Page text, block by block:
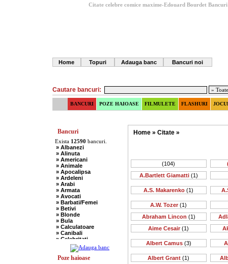
Citate celebre comice maxime-Edouard Bourdet Bancuri
Home Topuri Adauga banc Bancuri noi
Cautare bancuri:
BANCURI POZE HAIOASE FILMULETE FLASHURI
Bancuri
Exista 12590 bancuri.
» Albanezi
» Alinuta
» Americani
» Animale
» Apocalipsa
» Ardeleni
» Arabi
» Armata
» Avocati
» Barbati/Femei
» Betivi
» Blonde
» Bula
» Calculatoare
» Canibali
» Celebritati
» Chelneri
» Chuck Norris
» Ciobani
Poze haioase
Home» Citate»
(104)
A.Bartlett Giamatti(1)
A.S. Makarenko (1)
A.W. Tozer (1)
Abraham Lincon (1)
Aime Cesair (1)
Albert Camus(3)
Albert Grant (1)